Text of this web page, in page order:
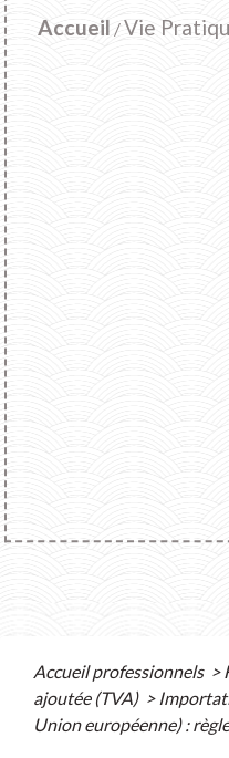
Accueil /Vie
Accueil professionnels >
ajoutée (TVA) >
Union européenne) :